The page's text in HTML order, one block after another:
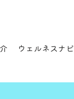
ウェルネスナビ
ご案内